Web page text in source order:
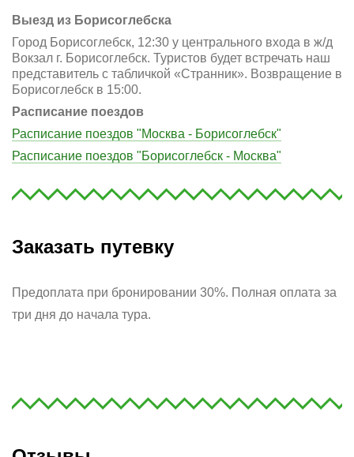
Выезд из Борисоглебска
Город Борисоглебск, 12:30 у центрального входа в ж/д
Вокзал г. Борисоглебск. Туристов будет встречать наш
представитель с табличкой «Странник». Возвращение в
Борисоглебск в 15:00.
Расписание поездов
Расписание поездов "Москва - Борисоглебск"
Расписание поездов "Борисоглебск - Москва"
Заказать путевку
Предоплата при бронировании 30%. Полная оплата за
три дня до начала тура.